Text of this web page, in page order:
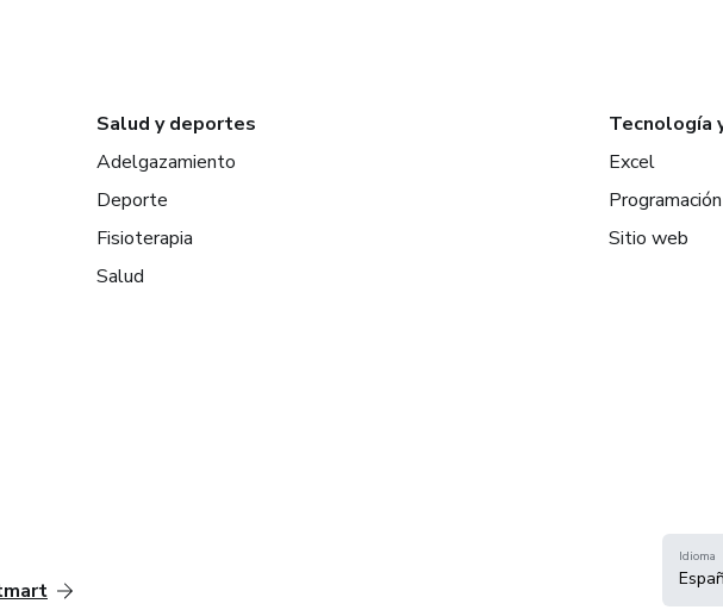
Salud y deportes
Adelgazamiento
Deporte
Fisioterapia
Salud
Tecnología
Excel
Programación
Sitio web
Idioma